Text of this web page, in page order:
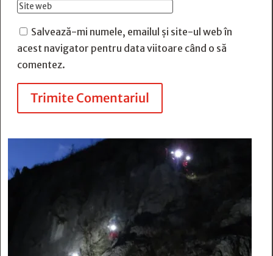
Salvează-mi numele, emailul și site-ul web în
acest navigator pentru data viitoare când o să
comentez.
Trimite Comentariul